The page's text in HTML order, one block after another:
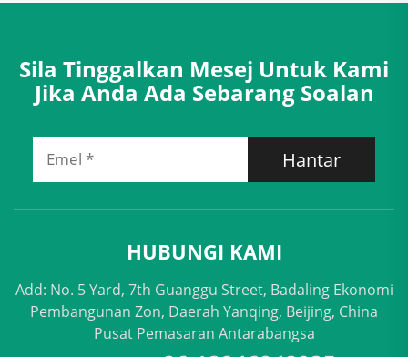
Sila Tinggalkan Mesej Untuk Kami
Jika Anda Ada Sebarang Soalan
Hantar
HUBUNGI KAMI
Add: No. 5 Yard, 7th Guanggu Street, Badaling Ekonomi
Pembangunan Zon, Daerah Yanqing, Beijing, China
Pusat Pemasaran Antarabangsa